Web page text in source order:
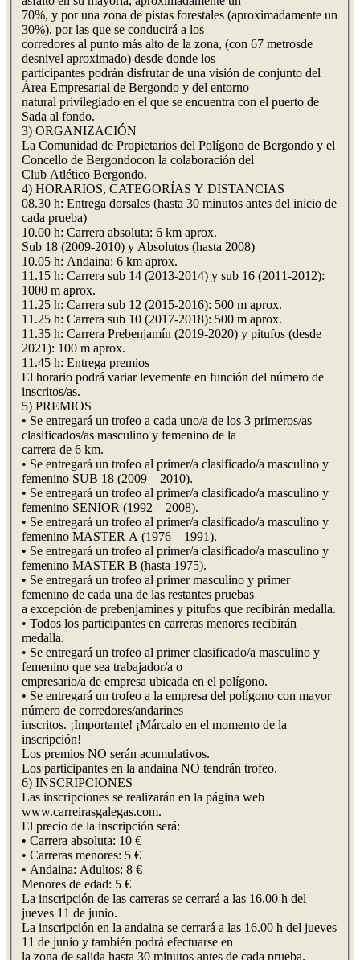
70%, y por una zona de pistas forestales (aproximadamente un
30%), por las que se conducirá a los
corredores al punto más alto de la zona, (con 67 metrosde
desnivel aproximado) desde donde los
participantes podrán disfrutar de una visión de conjunto del
Área Empresarial de Bergondo y del entorno
natural privilegiado en el que se encuentra con el puerto de
Sada al fondo.
3) ORGANIZACIÓN
La Comunidad de Propietarios del Polígono de Bergondo y el
Concello de Bergondocon la colaboración del
Club Atlético Bergondo.
4) HORARIOS, CATEGORÍAS Y DISTANCIAS
08.30 h: Entrega dorsales (hasta 30 minutos antes del inicio de
cada prueba)
10.00 h: Carrera absoluta: 6 km aprox.
Sub 18 (2009-2010) y Absolutos (hasta 2008)
10.05 h: Andaina: 6 km aprox.
11.15 h: Carrera sub 14 (2013-2014) y sub 16 (2011-2012):
1000 m aprox.
11.25 h: Carrera sub 12 (2015-2016): 500 m aprox.
11.25 h: Carrera sub 10 (2017-2018): 500 m aprox.
11.35 h: Carrera Prebenjamín (2019-2020) y pitufos (desde
2021): 100 m aprox.
11.45 h: Entrega premios
El horario podrá variar levemente en función del número de
inscritos/as.
5) PREMIOS
• Se entregará un trofeo a cada uno/a de los 3 primeros/as
clasificados/as masculino y femenino de la
carrera de 6 km.
• Se entregará un trofeo al primer/a clasificado/a masculino y
femenino SUB 18 (2009 – 2010).
• Se entregará un trofeo al primer/a clasificado/a masculino y
femenino SENIOR (1992 – 2008).
• Se entregará un trofeo al primer/a clasificado/a masculino y
femenino MASTER A (1976 – 1991).
• Se entregará un trofeo al primer/a clasificado/a masculino y
femenino MASTER B (hasta 1975).
• Se entregará un trofeo al primer masculino y primer
femenino de cada una de las restantes pruebas
a excepción de prebenjamines y pitufos que recibirán medalla.
• Todos los participantes en carreras menores recibirán
medalla.
• Se entregará un trofeo al primer clasificado/a masculino y
femenino que sea trabajador/a o
empresario/a de empresa ubicada en el polígono.
• Se entregará un trofeo a la empresa del polígono con mayor
número de corredores/andarines
inscritos. ¡Importante! ¡Márcalo en el momento de la
inscripción!
Los premios NO serán acumulativos.
Los participantes en la andaina NO tendrán trofeo.
6) INSCRIPCIONES
Las inscripciones se realizarán en la página web
www.carreirasgalegas.com.
El precio de la inscripción será:
• Carrera absoluta: 10 €
• Carreras menores: 5 €
• Andaina: Adultos: 8 €
Menores de edad: 5 €
La inscripción de las carreras se cerrará a las 16.00 h del
jueves 11 de junio.
La inscripción en la andaina se cerrará a las 16.00 h del jueves
11 de junio y también podrá efectuarse en
la zona de salida hasta 30 minutos antes de cada prueba.